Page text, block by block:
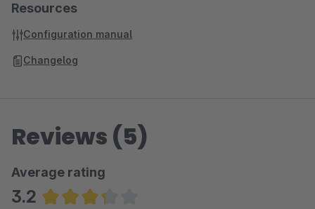
Resources
Configuration manual
Changelog
Reviews (5)
Average rating
3.2